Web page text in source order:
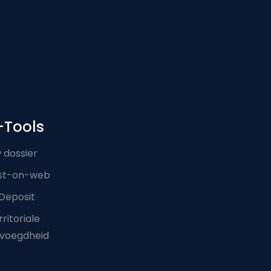
dossier
on-web